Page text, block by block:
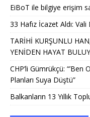
EiBoT ile bilgiye erişim
33 Hafız İcazet Aldı:
TARİHİ KURŞUNLU
YENİDEN HAYAT
CHP’li Gümrükçü:
Planları Suya Düştü”
Balkanların 13 Yıllık